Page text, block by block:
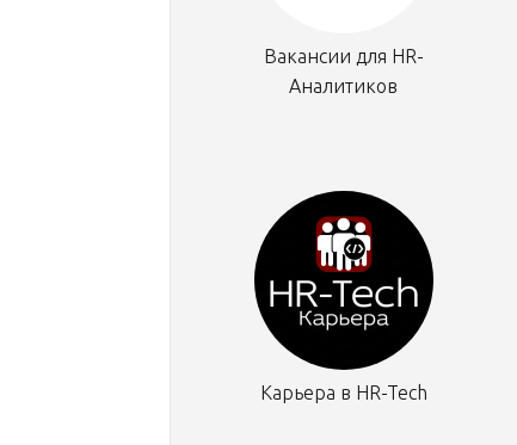
Вакансии для HR-
Аналитиков
Карьера в HR-Tech